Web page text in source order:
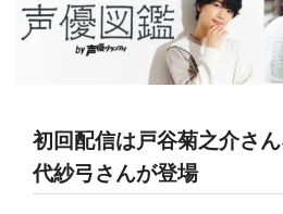
初回配信は戸谷菊之介さん
代紗弓さんが登場